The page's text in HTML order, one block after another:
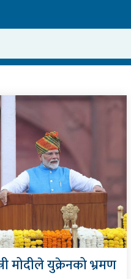
मोदीले युक्रेनको भ्रमण